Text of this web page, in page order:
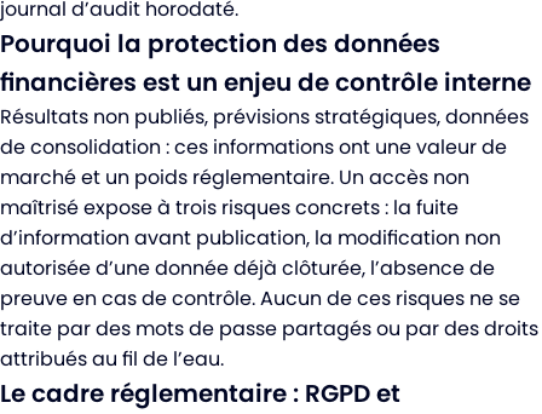
journal d’audit horodaté.
Pourquoi la protection des données
financières est un enjeu de contrôle interne
Résultats non publiés, prévisions stratégiques, données
de consolidation : ces informations ont une valeur de
marché et un poids réglementaire. Un accès non
maîtrisé expose à trois risques concrets : la fuite
d’information avant publication, la modification non
autorisée d’une donnée déjà clôturée, l’absence de
preuve en cas de contrôle. Aucun de ces risques ne se
traite par des mots de passe partagés ou par des droits
attribués au fil de l’eau.
Le cadre réglementaire : RGPD et